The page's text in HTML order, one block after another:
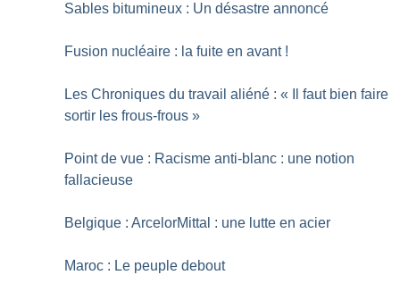
Sables bitumineux : Un désastre annoncé
Fusion nucléaire : la fuite en avant !
Les Chroniques du travail aliéné : «
Il faut bien faire
sortir les frous-frous »
Point de vue : Racisme anti-blanc : une notion
fallacieuse
Belgique : ArcelorMittal : une lutte en acier
Maroc : Le peuple debout